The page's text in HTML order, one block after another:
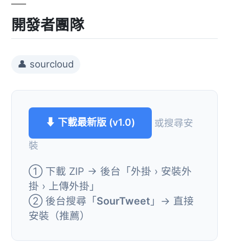
開發者團隊
👤 sourcloud
⬇ 下載最新版 (v1.0)
或搜尋安
裝
① 下載 ZIP → 後台「外掛 › 安裝外
掛 › 上傳外掛」
② 後台搜尋「SourTweet 」→ 直接
安裝（推薦）